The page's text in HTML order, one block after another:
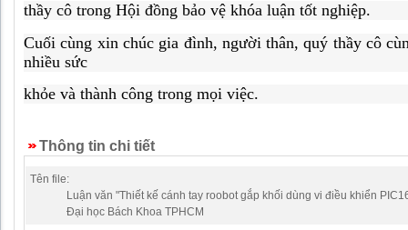
thầy cô trong Hội đồng bảo vệ khóa luận tốt nghiệp.
Cuối cùng xin chúc gia đình, người thân, quý thầy cô
nhiều sức
khỏe và thành công trong mọi việc.
Thông tin chi tiết
Tên file:
Luận văn "Thiết kế cánh tay roobot gắp khối dùng vi điều khiển
Đại học Bách Khoa TPHCM